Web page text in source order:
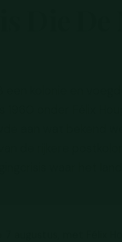
Die
een kolonie en
onder Félix
aan wat bekend
de rijkere
waar het
7 augustus, met Félix